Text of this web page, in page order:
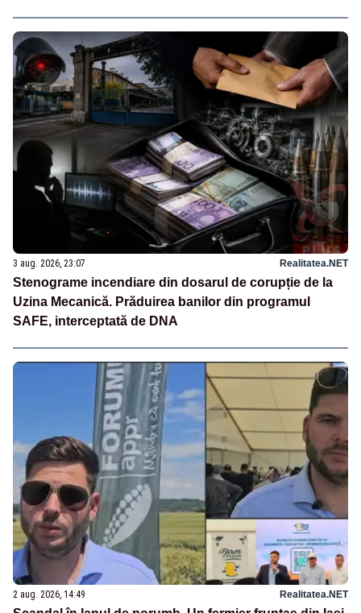
3 aug. 2026, 23:07 Realitatea.NET
Stenograme incendiare din dosarul de corupție de la
Uzina Mecanică. Prăduirea banilor din programul
SAFE, interceptată de DNA
2 aug. 2026, 14:49 Realitatea.NET